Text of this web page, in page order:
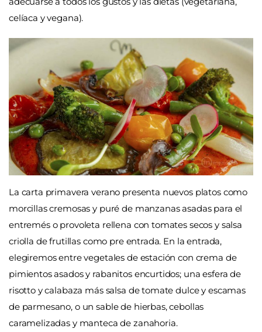
celíaca y vegana).
La carta primavera verano presenta nuevos platos como
morcillas cremosas y puré de manzanas asadas para el
entremés o provoleta rellena con tomates secos y salsa
criolla de frutillas como pre entrada. En la entrada,
elegiremos entre vegetales de estación con crema de
pimientos asados y rabanitos encurtidos; una esfera de
risotto y calabaza más salsa de tomate dulce y escamas
de parmesano, o un sable de hierbas, cebollas
caramelizadas y manteca de zanahoria.